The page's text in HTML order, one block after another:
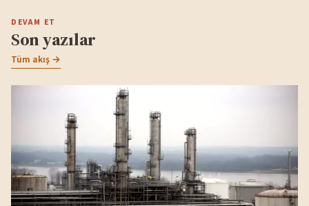
DEVAM ET
Son yazılar
Tüm akış →